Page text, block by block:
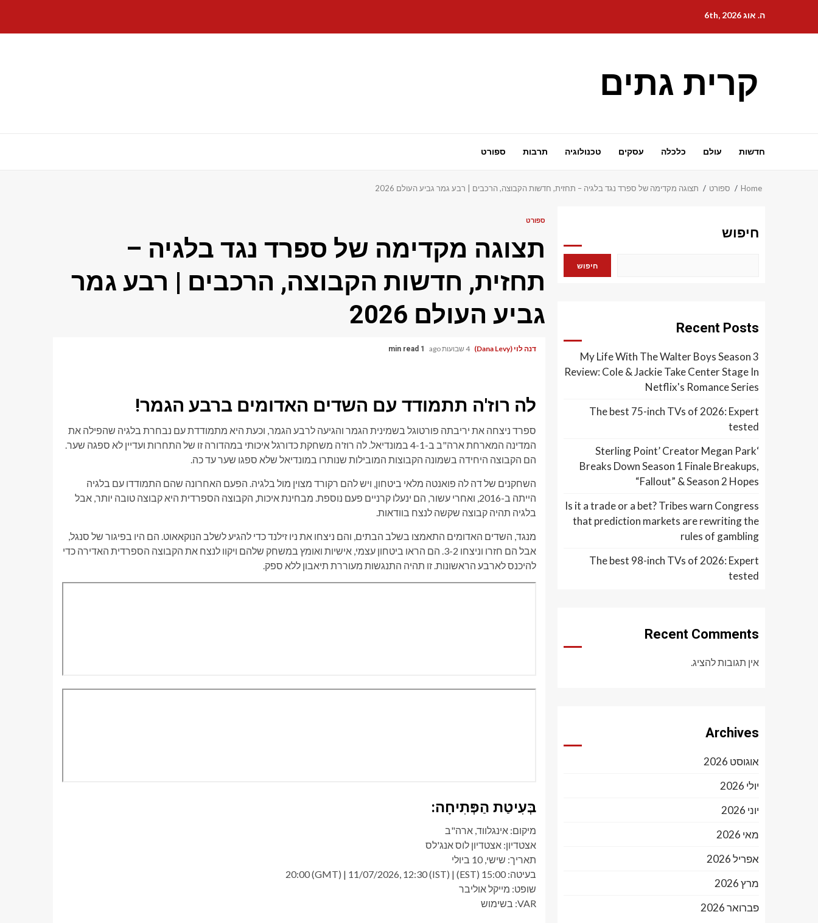
content
ה. אוג 6th, 2026
קרית גתים
חדשות עולם כלכלה עסקים טכנולוגיה תרבות ספורט
Home ספורט תצוגה מקדימה של ספרד נגד בלגיה – תחזית, חדשות הקבוצה, הרכבים | רבע גמר גביע העולם 2026
ספורט
תצוגה מקדימה של ספרד נגד בלגיה –
תחזית, חדשות הקבוצה, הרכבים | רבע גמר
גביע העולם 2026
דנה לוי (Dana Levy) 4 שבועות ago 1 min read
לה רוז'ה תתמודד עם השדים האדומים ברבע הגמר!
ספרד ניצחה את יריבתה פורטוגל בשמינית הגמר והגיעה לרבע הגמר, וכעת היא מתמודדת עם נבחרת בלגיה שהפילה את
המדינה המארחת ארה"ב ב-4-1 במונדיאל. לה רוז'ה משחקת כדורגל איכותי במהדורה זו של התחרות ועדיין לא ספגה שער.
הם הקבוצה היחידה בשמונה הקבוצות המובילות שנותרו במונדיאל שלא ספגו שער עד כה.
השחקנים של דה לה פואנטה מלאי ביטחון, ויש להם רקורד מצוין מול בלגיה. הפעם האחרונה שהם התמודדו עם בלגיה
הייתה ב-2016, ואחרי עשור, הם ינעלו קרניים פעם נוספת. מבחינת איכות, הקבוצה הספרדית היא קבוצה טובה יותר, אבל
בלגיה תהיה קבוצה שקשה לנצח בוודאות.
מנגד, השדים האדומים התאמצו בשלב הבתים, והם ניצחו את ניו זילנד כדי להגיע לשלב הנוקאאוט. הם היו בפיגור של סנגל,
אבל הם חזרו וניצחו 3-2. הם הראו ביטחון עצמי, אישיות ואומץ במשחק שלהם ויקוו לנצח את הקבוצה הספרדית האדירה כדי
להיכנס לארבע הראשונות. זו תהיה התנגשות מעוררת תיאבון ללא ספק.
בְּעִיטַת הַפְּתִיחָה:
מיקום: אינגלווד, ארה"ב
אצטדיון: אצטדיון לוס אנג'לס
תאריך: שישי, 10 ביולי
בעיטה: 15:00 (EST) | 20:00 (GMT) | 11/07/2026, 12:30 (IST)
שופט: מייקל אוליבר
VAR: בשימוש
חיפוש
חיפוש
Recent Posts
My Life With The Walter Boys Season 3
Review: Cole & Jackie Take Center Stage In
Netflix's Romance Series
The best 75-inch TVs of 2026: Expert
tested
‘Sterling Point’ Creator Megan Park
Breaks Down Season 1 Finale Breakups,
“Fallout” & Season 2 Hopes
Is it a trade or a bet? Tribes warn Congress
that prediction markets are rewriting the
rules of gambling
The best 98-inch TVs of 2026: Expert
tested
Recent Comments
אין תגובות להציג.
Archives
אוגוסט 2026
יולי 2026
יוני 2026
מאי 2026
אפריל 2026
מרץ 2026
פברואר 2026